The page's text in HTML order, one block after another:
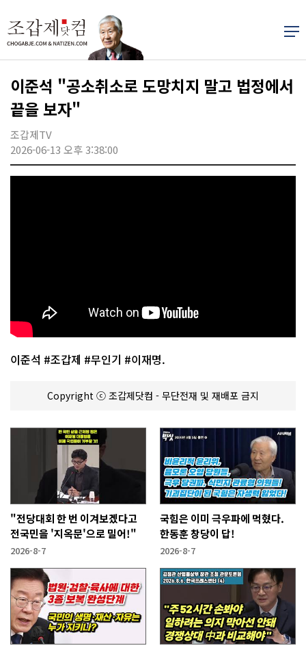
이준석 "공소취소로 도망치지 말고 법정에서
끝을 보자"
조갑제TV
2026-06-13 오후 3:38:00
이준석 #조갑제 #무인기 #이재명.
Copyright ⓒ 조갑제닷컴 - 무단전재 및 재배포 금지
"전당대회 한 번 이겨보겠다고
전국민을 '지옥문'으로 밀어!"
2026-8-7
국힘은 이미 극우파에 먹혔다.
한동훈 창당이 답!
2026-8-7